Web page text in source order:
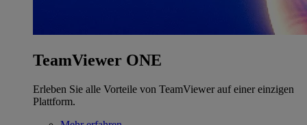
TeamViewer ONE
Erleben Sie alle Vorteile von TeamViewer auf einer einzigen
Plattform.